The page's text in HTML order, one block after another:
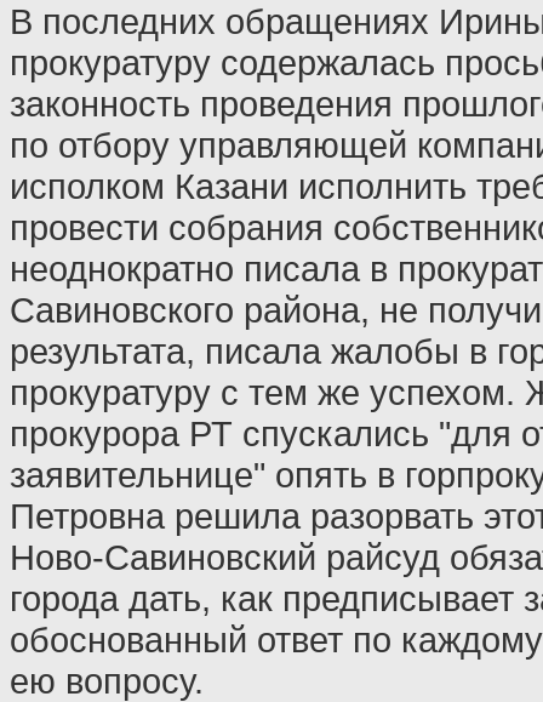
В последних обращениях
прокуратуру содержалась
законность проведения
по отбору управляющей
исполком Казани исполнить
провести собрания
неоднократно писала в
Савиновского района, не
результата, писала жалобы в
прокуратуру с тем же
прокурора РТ спускались "для
заявительнице" опять в
Петровна решила разорвать
Ново-Савиновский райсуд
города дать, как предписывает
обоснованный ответ по
ею вопросу.